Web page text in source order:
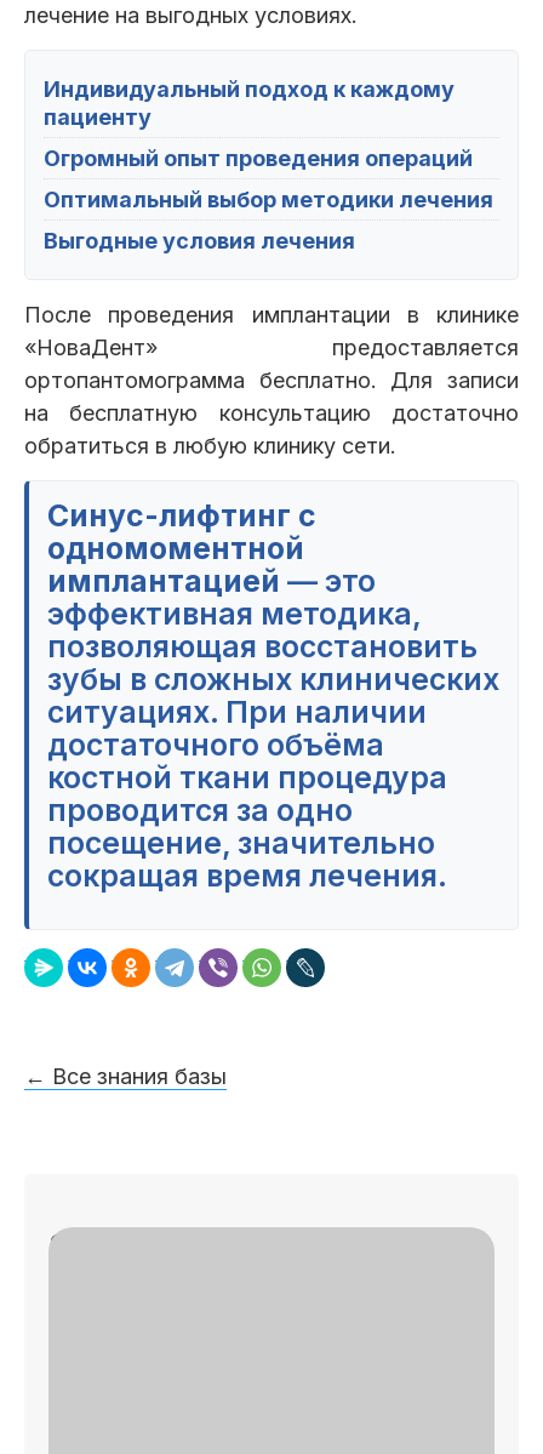
лечение на выгодных условиях.
Индивидуальный подход к каждому
пациенту
Огромный опыт проведения операций
Оптимальный выбор методики лечения
Выгодные условия лечения
После проведения имплантации в клинике
«НоваДент» предоставляется
ортопантомограмма бесплатно. Для записи
на бесплатную консультацию достаточно
обратиться в любую клинику сети.
Синус-лифтинг с
одномоментной
имплантацией — это
эффективная методика,
позволяющая восстановить
зубы в сложных клинических
ситуациях. При наличии
достаточного объёма
костной ткани процедура
проводится за одно
посещение, значительно
сокращая время лечения.
← Все знания базы
Записаться на приём